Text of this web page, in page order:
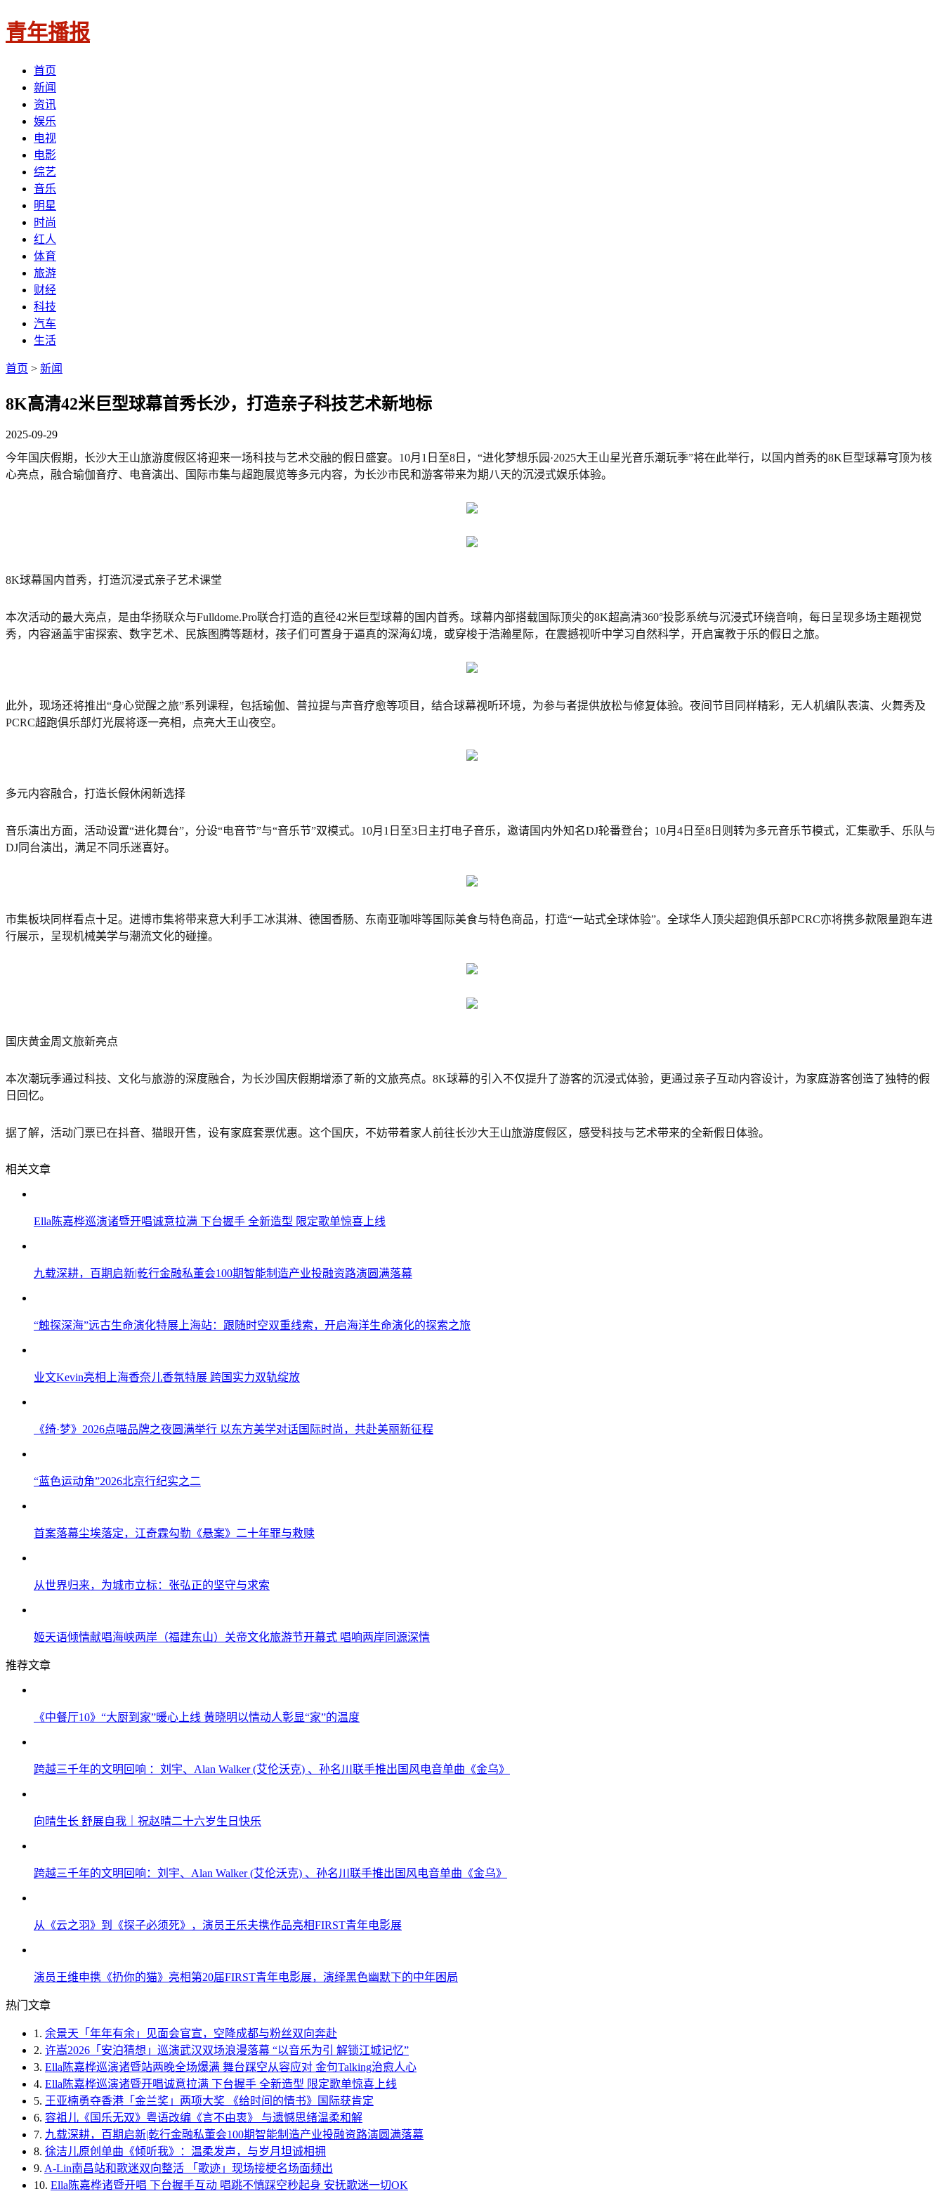
青年播报
首页
新闻
资讯
娱乐
电视
电影
综艺
音乐
明星
时尚
红人
体育
旅游
财经
科技
汽车
生活
首页 > 新闻
8K高清42米巨型球幕首秀长沙，打造亲子科技艺术新地标
2025-09-29
今年国庆假期，长沙大王山旅游度假区将迎来一场科技与艺术交融的假日盛宴。10月1日至8日，“进化梦想乐园·2025大王山星光音乐潮玩季”将在此举行，以国内首秀的8K巨型球幕穹顶为核
心亮点，融合瑜伽音疗、电音演出、国际市集与超跑展览等多元内容，为长沙市民和游客带来为期八天的沉浸式娱乐体验。
8K球幕国内首秀，打造沉浸式亲子艺术课堂
本次活动的最大亮点，是由华扬联众与Fulldome.Pro联合打造的直径42米巨型球幕的国内首秀。球幕内部搭载国际顶尖的8K超高清360°投影系统与沉浸式环绕音响，每日呈现多场主题视觉
秀，内容涵盖宇宙探索、数字艺术、民族图腾等题材，孩子们可置身于逼真的深海幻境，或穿梭于浩瀚星际，在震撼视听中学习自然科学，开启寓教于乐的假日之旅。
此外，现场还将推出“身心觉醒之旅”系列课程，包括瑜伽、普拉提与声音疗愈等项目，结合球幕视听环境，为参与者提供放松与修复体验。夜间节目同样精彩，无人机编队表演、火舞秀及
PCRC超跑俱乐部灯光展将逐一亮相，点亮大王山夜空。
多元内容融合，打造长假休闲新选择
音乐演出方面，活动设置“进化舞台”，分设“电音节”与“音乐节”双模式。10月1日至3日主打电子音乐，邀请国内外知名DJ轮番登台；10月4日至8日则转为多元音乐节模式，汇集歌手、乐队与
DJ同台演出，满足不同乐迷喜好。
市集板块同样看点十足。进博市集将带来意大利手工冰淇淋、德国香肠、东南亚咖啡等国际美食与特色商品，打造“一站式全球体验”。全球华人顶尖超跑俱乐部PCRC亦将携多款限量跑车进
行展示，呈现机械美学与潮流文化的碰撞。
国庆黄金周文旅新亮点
本次潮玩季通过科技、文化与旅游的深度融合，为长沙国庆假期增添了新的文旅亮点。8K球幕的引入不仅提升了游客的沉浸式体验，更通过亲子互动内容设计，为家庭游客创造了独特的假
日回忆。
据了解，活动门票已在抖音、猫眼开售，设有家庭套票优惠。这个国庆，不妨带着家人前往长沙大王山旅游度假区，感受科技与艺术带来的全新假日体验。
相关文章
Ella陈嘉桦巡演诸暨开唱诚意拉满 下台握手 全新造型 限定歌单惊喜上线
九载深耕，百期启新|乾行金融私董会100期智能制造产业投融资路演圆满落幕
“触探深海”远古生命演化特展上海站：跟随时空双重线索，开启海洋生命演化的探索之旅
业文Kevin亮相上海香奈儿香氛特展 跨国实力双轨绽放
《绮·梦》2026点喵品牌之夜圆满举行 以东方美学对话国际时尚，共赴美丽新征程
“蓝色运动角”2026北京行纪实之二
首案落幕尘埃落定，江奇霖勾勒《悬案》二十年罪与救赎
从世界归来，为城市立标：张弘正的坚守与求索
姬天语倾情献唱海峡两岸（福建东山）关帝文化旅游节开幕式 唱响两岸同源深情
推荐文章
《中餐厅10》“大厨到家”暖心上线 黄晓明以情动人彰显“家”的温度
跨越三千年的文明回响 ：刘宇、Alan Walker (艾伦沃克) 、孙名川联手推出国风电音单曲《金乌》
向晴生长 舒展自我｜祝赵晴二十六岁生日快乐
跨越三千年的文明回响：刘宇、Alan Walker (艾伦沃克) 、孙名川联手推出国风电音单曲《金乌》
从《云之羽》到《探子必须死》，演员王乐夫携作品亮相FIRST青年电影展
演员王维申携《扔你的猫》亮相第20届FIRST青年电影展，演绎黑色幽默下的中年困局
热门文章
1. 余景天「年年有余」见面会官宣，空降成都与粉丝双向奔赴
2. 许嵩2026「安泊猜想」巡演武汉双场浪漫落幕 “以音乐为引 解锁江城记忆”
3. Ella陈嘉桦巡演诸暨站两晚全场爆满 舞台踩空从容应对 金句Talking治愈人心
4. Ella陈嘉桦巡演诸暨开唱诚意拉满 下台握手 全新造型 限定歌单惊喜上线
5. 王亚楠勇夺香港「金兰奖」两项大奖 《给时间的情书》国际获肯定
6. 容祖儿《国乐无双》粤语改编《言不由衷》 与遗憾思绪温柔和解
7. 九载深耕，百期启新|乾行金融私董会100期智能制造产业投融资路演圆满落幕
8. 徐洁儿原创单曲《倾听我》：温柔发声，与岁月坦诚相拥
9. A-Lin南昌站和歌迷双向整活 「歌迹」现场接梗名场面频出
10. Ella陈嘉桦诸暨开唱 下台握手互动 唱跳不慎踩空秒起身 安抚歌迷一切OK